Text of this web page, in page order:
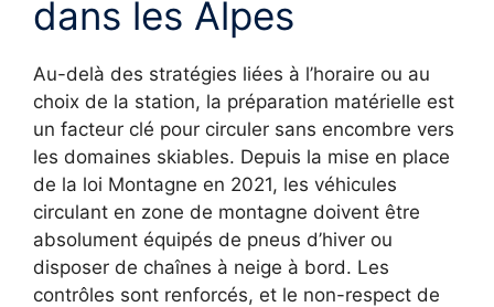
dans les Alpes
Au-delà des stratégies liées à l’horaire ou au
choix de la station, la préparation matérielle est
un facteur clé pour circuler sans encombre vers
les domaines skiables. Depuis la mise en place
de la loi Montagne en 2021, les véhicules
circulant en zone de montagne doivent être
absolument équipés de pneus d’hiver ou
disposer de chaînes à neige à bord. Les
contrôles sont renforcés, et le non-respect de